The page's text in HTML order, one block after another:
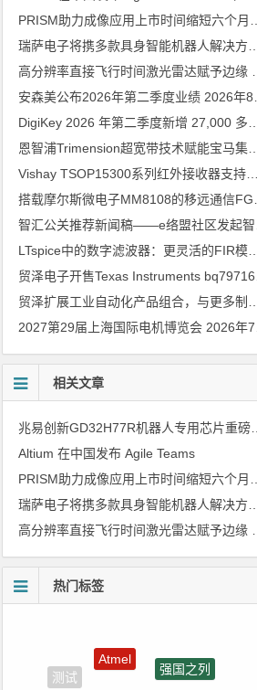
安森美公布2026年第二季度业绩 2026年8月6日
恩智浦Trimension超宽带技术赋能宝马集团Digital Key Plus及生命体存在检测功能
Vishay TSOP15300系列红外接收器支持所有主流遥控代码
LTspice中的数字滤波器：更灵活的FIR模型
2027第29届上海国际电机博览会 2026年7月30日
相关文章
兆易创新GD32H77R机器人专用芯片重磅亮相，精准赋能伺服驱动与关节控制
Altium 在中国发布 Agile Teams
热门标签
嵌入式